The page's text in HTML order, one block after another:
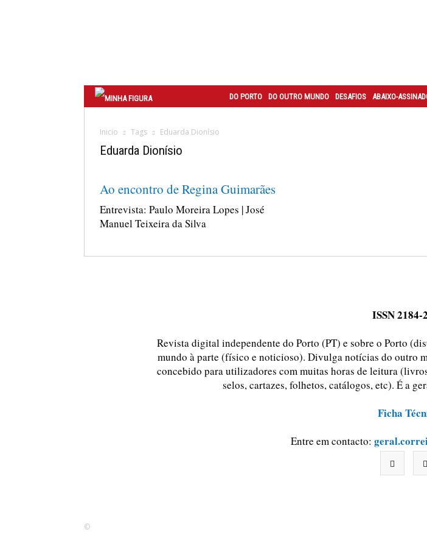
DO PORTO DO OUTRO MUNDO DESAFIOS ABAIXO-
Inicio Tags Eduarda Dionísio
Eduarda Dionísio
Ao encontro de Regina Guimarães
Entrevista: Paulo Moreira Lopes | José
Manuel Teixeira da Silva
ISSN 2184-
Revista digital independente do Porto (PT) e sobre o Porto
mundo à parte (físico e noticioso). Divulga notícias do outro
concebido para utilizadores com muitas horas de leitura
selos, cartazes, folhetos, catálogos, etc). É a
Ficha
Entre em contacto:
©